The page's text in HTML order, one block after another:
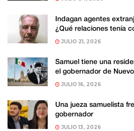
Indagan agentes
¿Qué relaciones tenía
JULIO 21, 2026
Samuel tiene una
el gobernador de
JULIO 16, 2026
Una jueza samuelista
gobernador
JULIO 13, 2026